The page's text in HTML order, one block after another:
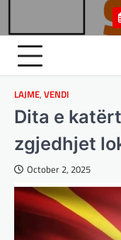
content
LAJME, VENDI
Dita e
zgjedhjet
October 2, 2025